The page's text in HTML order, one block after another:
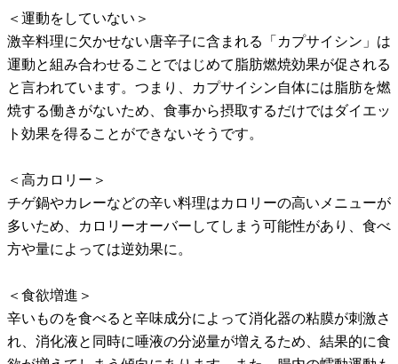
＜運動をしていない＞
激辛料理に欠かせない唐辛子に含まれる「カプサイシン」は
運動と組み合わせることではじめて脂肪燃焼効果が促される
と言われています。つまり、カプサイシン自体には脂肪を燃
焼する働きがないため、食事から摂取するだけではダイエッ
ト効果を得ることができないそうです。
＜高カロリー＞
チゲ鍋やカレーなどの辛い料理はカロリーの高いメニューが
多いため、カロリーオーバーしてしまう可能性があり、食べ
方や量によっては逆効果に。
＜食欲増進＞
辛いものを食べると辛味成分によって消化器の粘膜が刺激さ
れ、消化液と同時に唾液の分泌量が増えるため、結果的に食